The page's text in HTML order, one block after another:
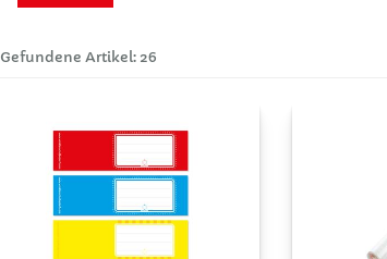
Gefundene Artikel: 26